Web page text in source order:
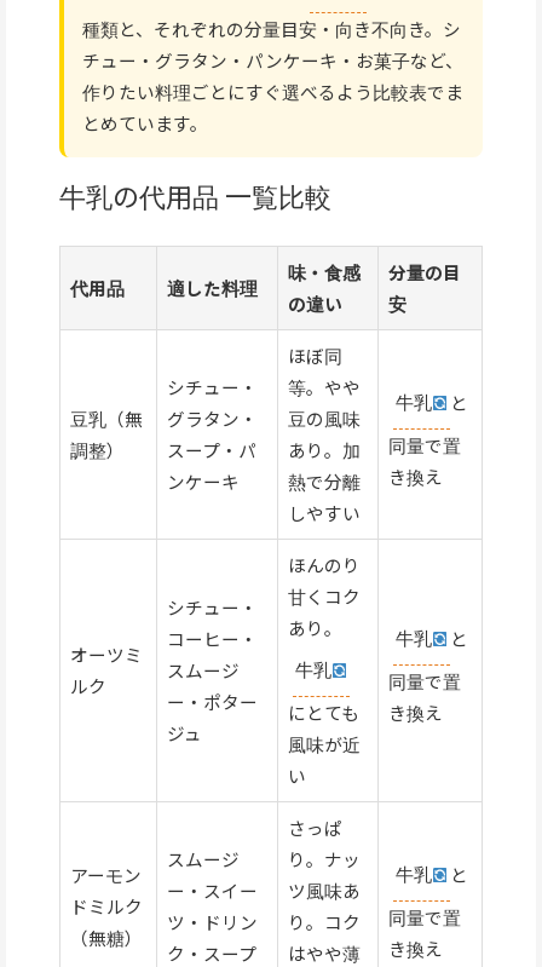
種類と、それぞれの分量目安・向き不向き。シ
チュー・グラタン・パンケーキ・お菓子など、
作りたい料理ごとにすぐ選べるよう比較表でま
とめています。
牛乳の代用品 一覧比較
代用品 適した料理
味・食感
の違い
分量の目
安
豆乳（無
調整）
シチュー・
グラタン・
スープ・パ
ンケーキ
ほぼ同
等。やや
豆の風味
あり。加
熱で分離
しやすい
牛乳
と
同量で置
き換え
オーツミ
ルク
シチュー・
コーヒー・
スムージ
ー・ポター
ジュ
ほんのり
甘くコク
あり。
牛乳
にとても
風味が近
い
牛乳
と
同量で置
き換え
アーモン
ドミルク
（無糖）
スムージ
ー・スイー
ツ・ドリン
ク・スープ
さっぱ
り。ナッ
ツ風味あ
り。コク
はやや薄
牛乳
と
同量で置
き換え